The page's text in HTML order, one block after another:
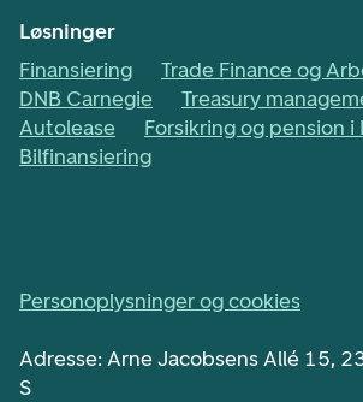
Løsninger
Finansiering
Trade Finance og
DNB Carnegie
Treasury
Autolease
Forsikring og pension i
Bilfinansiering
Personoplysninger og cookies
Adresse: Arne Jacobsens Allé 15,
S